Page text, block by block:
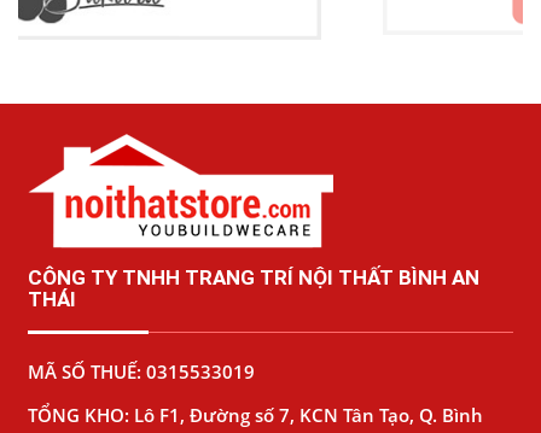
CÔNG TY TNHH TRANG TRÍ NỘI THẤT BÌNH AN
THÁI
MÃ SỐ THUẾ: 0315533019
TỔNG KHO: Lô F1, Đường số 7, KCN Tân Tạo, Q. Bình